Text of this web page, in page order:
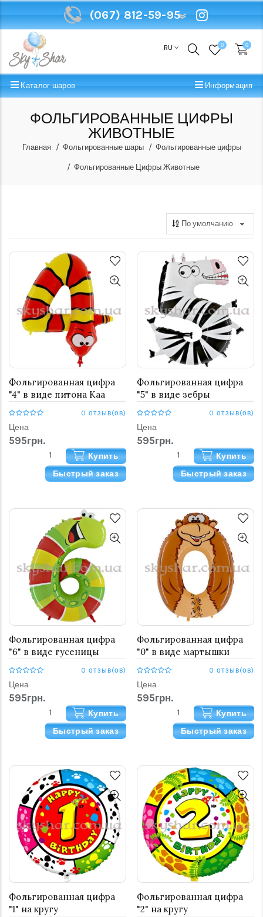
(067) 812-59-95
RU 0 0
Каталог шаров Информация
ФОЛЬГИРОВАННЫЕ ЦИФРЫ
ЖИВОТНЫЕ
Главная Фольгированные шары Фольгированные цифры
Фольгированные Цифры Животные
Фольгированная цифра
"4" в виде питона Каа
0 отзыв(ов)
Цена
595грн.
Купить
Быстрый заказ
Фольгированная цифра
"5" в виде зебры
0 отзыв(ов)
Цена
595грн.
Купить
Быстрый заказ
Фольгированная цифра
"6" в виде гусеницы
0 отзыв(ов)
Цена
595грн.
Купить
Быстрый заказ
Фольгированная цифра
"0" в виде мартышки
0 отзыв(ов)
Цена
595грн.
Купить
Быстрый заказ
Фольгированная цифра
"1" на кругу
Фольгированная цифра
"2" на кругу